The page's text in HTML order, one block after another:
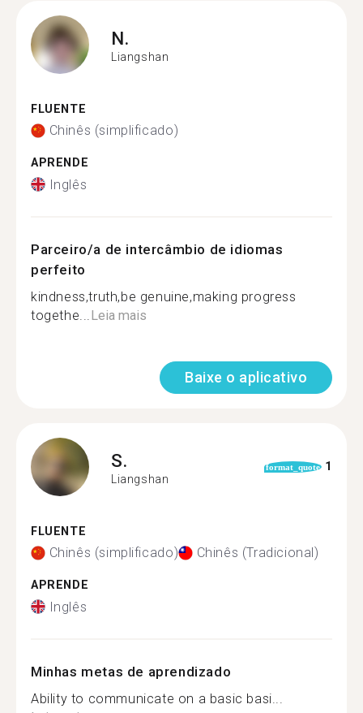
N.
Liangshan
FLUENTE
Chinês (simplificado)
APRENDE
Inglês
Parceiro/a de intercâmbio de idiomas
perfeito
kindness,truth,be genuine,making progress
togethe... Leia mais
Baixe o aplicativo
S.
Liangshan
format_quote 1
FLUENTE
Chinês (simplificado) Chinês (Tradicional)
APRENDE
Inglês
Minhas metas de aprendizado
Ability to communicate on a basic basi...